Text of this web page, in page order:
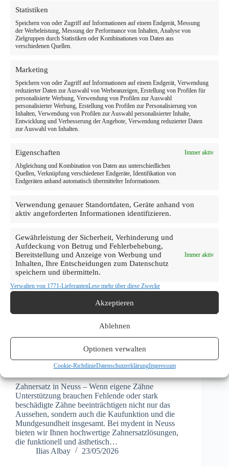
Statistiken
Speichern von oder Zugriff auf Informationen auf einem Endgerät, Messung
der Werbeleistung, Messung der Performance von Inhalten, Analyse von
Zielgruppen durch Statistiken oder Kombinationen von Daten aus
verschiedenen Quellen.
Marketing
Speichern von oder Zugriff auf Informationen auf einem Endgerät, Verwendung
reduzierter Daten zur Auswahl von Werbeanzeigen, Erstellung von Profilen für
personalisierte Werbung, Verwendung von Profilen zur Auswahl
personalisierter Werbung, Erstellung von Profilen zur Personalisierung von
Inhalten, Verwendung von Profilen zur Auswahl personalisierter Inhalte,
Entwicklung und Verbesserung der Angebote, Verwendung reduzierter Daten
zur Auswahl von Inhalten.
Eigenschaften
Immer aktiv
Abgleichung und Kombination von Daten aus unterschiedlichen
Quellen, Verknüpfung verschiedener Endgeräte, Identifikation von
Endgeräten anhand automatisch übermittelter Informationen.
Verwendung genauer Standortdaten, Geräte anhand von
aktiv angeforderten Informationen identifizieren.
Gewährleistung der Sicherheit, Verhinderung und
Aufdeckung von Betrug und Fehlerbehebung,
Bereitstellung und Anzeige von Werbung und
Inhalten, Ihre Entscheidungen zum Datenschutz
speichern und übermitteln.
Immer aktiv
Verwalten von 1771-LieferantenLese mehr über diese Zwecke
Akzeptieren
Ablehnen
Optionen verwalten
Cookie-RichtlinieDatenschutzerklärungImpressum
Familienpraxis Oberhausen – Zahnarzt für die ganze
Familie bei mydent
Zahnarzt für die ganze Familie in Oberhausen Bei
willkommen – vom Kleinkind bis zu den Großeltern.
Als echte Familienpraxis in Oberhausen kennen wir
die verschiedenen Bedürfnisse und Anliegen jeder
Altersgruppe und bieten eine umfassende…
Ilias Albay
24/05/2026
Rheinhausen
Zahnarzt Rheinhausen – Ihre Praxis bei mydent
Zahnarzt Rheinhausen – Ihre Zahnarztpraxis bei
mydent In Rheinhausen ist mydent Ihr verlässlicher
Team verbindet modernste Zahnmedizin mit
persönlicher Betreuung und echtem
Einfühlungsvermögen. Bei uns sind Kassen- und
Privatpatienten gleichwertig willkommen. Unser
Angebot…
Ilias Albay
23/05/2026
Leverkusen
Zahnersatz Neuss – Kronen, Brücken & Prothesen
Zahnersatz in Neuss – Wenn eigene Zähne
Unterstützung brauchen Fehlende oder stark
beschädigte Zähne beeinträchtigen nicht nur das
Aussehen, sondern auch die Kaufunktion und die
Mundgesundheit insgesamt. Bei mydent in Neuss
bieten wir Ihnen hochwertige Zahnersatzlösungen,
die funktionell und ästhetisch…
Ilias Albay
23/05/2026